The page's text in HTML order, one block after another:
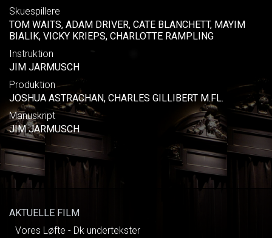
Skuespillere
TOM WAITS, ADAM DRIVER, CATE BLANCHETT, MAYIM
BIALIK, VICKY KRIEPS, CHARLOTTE RAMPLING
Instruktion
JIM JARMUSCH
Produktion
JOSHUA ASTRACHAN, CHARLES GILLIBERT M.FL.
Manuskript
JIM JARMUSCH
AKTUELLE FILM
Vores Løfte - Dk undertekster